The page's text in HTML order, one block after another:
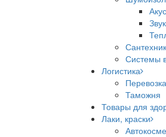
Системы
Логистика
Перевозка
Таможня
Товары для
Лаки, краски